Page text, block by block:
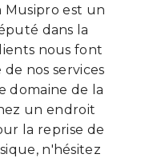
Musipro est un
dans la
nous font
nos services
domaine de la
un endroit
la reprise de
n'hésitez